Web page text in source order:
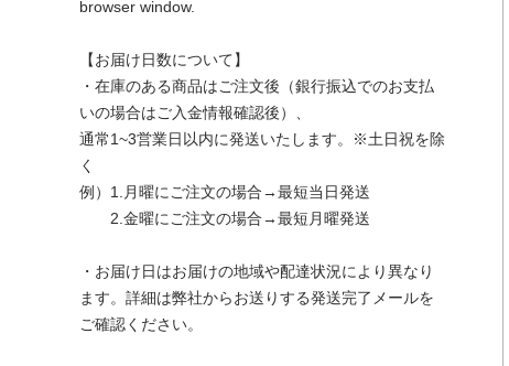
browser window.
【お届け日数について】
・在庫のある商品はご注文後（銀行振込でのお支払
いの場合はご入金情報確認後）、
通常1~3営業日以内に発送いたします。※土日祝を除
く
例）1.月曜にご注文の場合→最短当日発送
2.金曜にご注文の場合→最短月曜発送
・お届け日はお届けの地域や配達状況により異なり
ます。詳細は弊社からお送りする発送完了メールを
ご確認ください。